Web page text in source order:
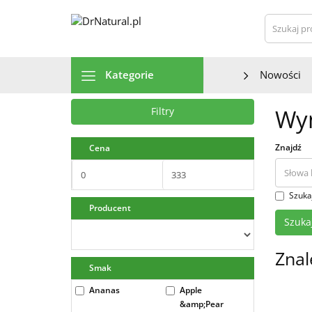
Kategorie Nowości
Filtry
Cena
Producent
Smak
Ananas
Apple
&amp;Pear
Znajdź